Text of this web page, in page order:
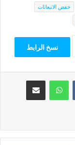
خفض الانبعاثات
نسخ الرابط
واتساب مشاركة عبر البريد